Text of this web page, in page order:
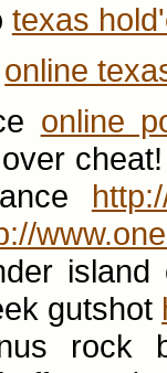
texas
online
online
over
gutshot
rock